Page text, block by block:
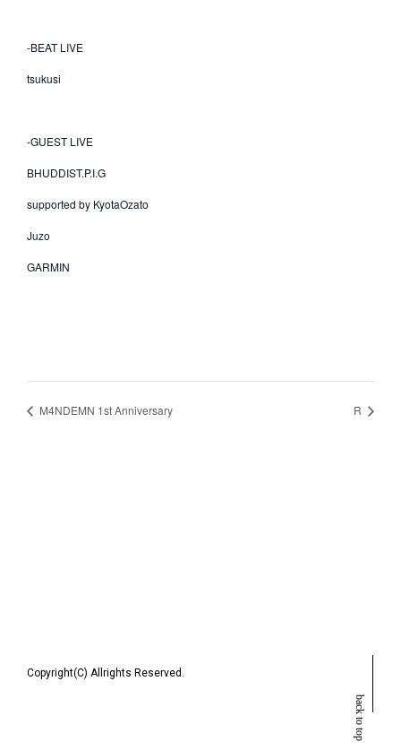
-BEAT LIVE
tsukusi
-GUEST LIVE
BHUDDIST.P.I.G
supported by KyotaOzato
Juzo
GARMIN
M4NDEMN 1st Anniversary R
Copyright(C) Allrights Reserved.
back to top